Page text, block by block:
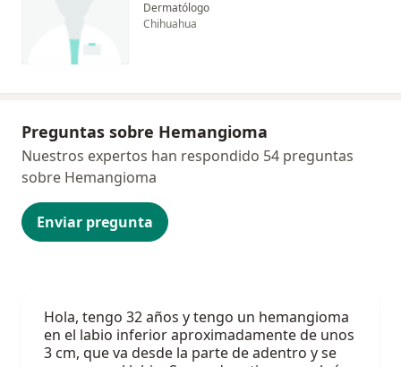
Dermatólogo
Chihuahua
Preguntas sobre Hemangioma
Enviar pregunta
Nuestros expertos han respondido 54 preguntas
sobre Hemangioma
Hola, tengo 32 años y tengo un hemangioma
en el labio inferior aproximadamente de unos
3 cm, que va desde la parte de adentro y se